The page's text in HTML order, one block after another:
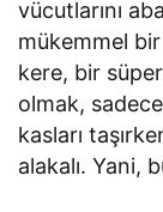
vücutlarını
mükemmel
kere, bir
olmak,
kasları
alakalı. Yani,